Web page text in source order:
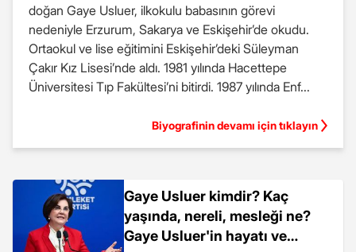
doğan Gaye Usluer, ilkokulu babasının görevi
nedeniyle Erzurum, Sakarya ve Eskişehir’de okudu.
Ortaokul ve lise eğitimini Eskişehir’deki Süleyman
Çakır Kız Lisesi’nde aldı. 1981 yılında Hacettepe
Üniversitesi Tıp Fakültesi’ni bitirdi. 1987 yılında Enf...
Biyografinin devamı için tıklayın
Gaye Usluer kimdir? Kaç
yaşında, nereli, mesleği ne?
Gaye Usluer'in hayatı ve